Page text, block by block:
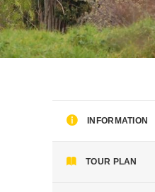
INFORMATION
TOUR PLAN